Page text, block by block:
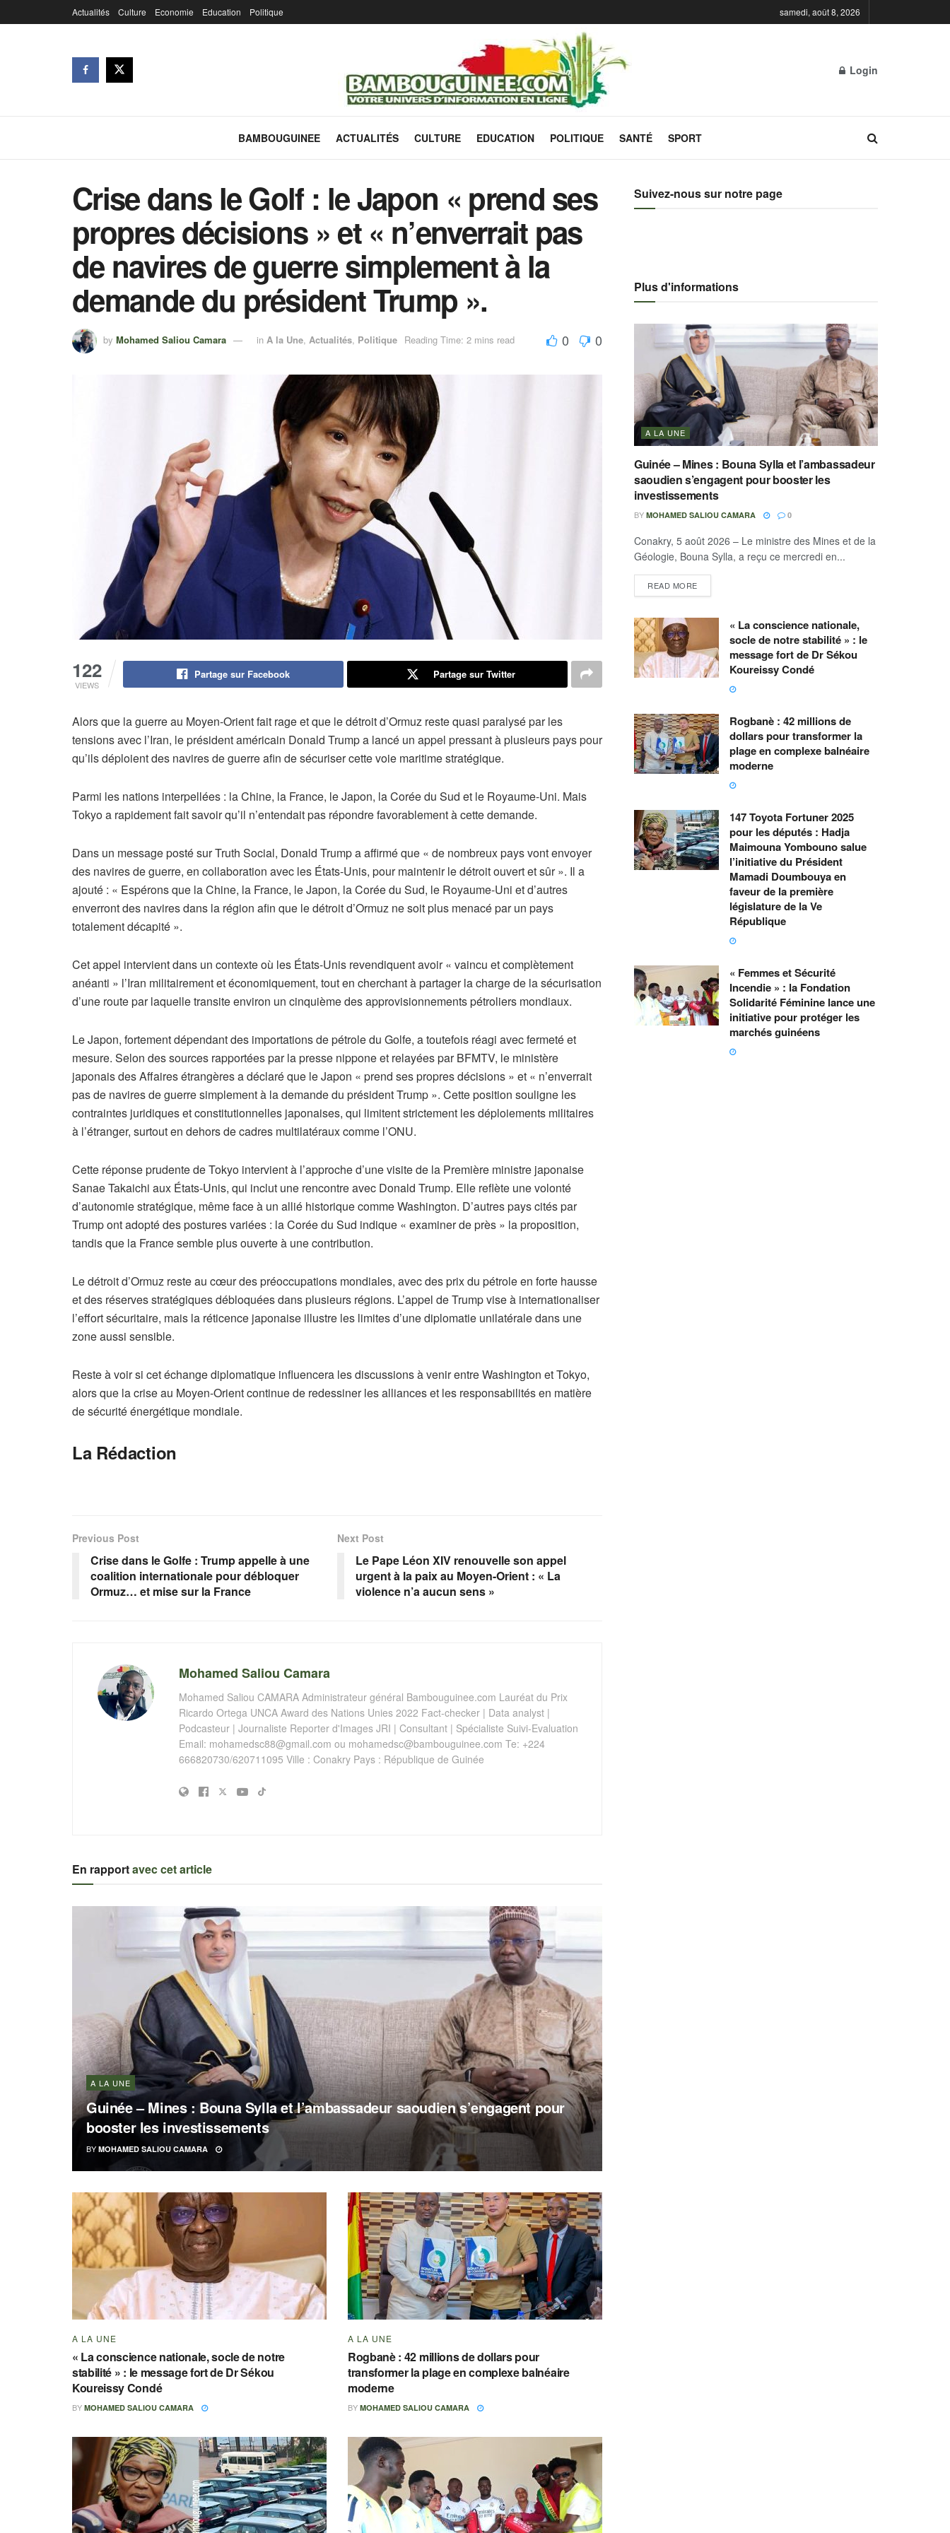
Actualités Culture Economie Education Politique samedi, août 8, 2026
Login
BAMBOUGUINEE ACTUALITÉS CULTURE EDUCATION POLITIQUE SANTÉ SPORT
Crise dans le Golf : le Japon « prend ses
propres décisions » et « n’enverrait pas
de navires de guerre simplement à la
demande du président Trump ».
by Mohamed Saliou Camara in A la Une, Actualités, Politique Reading Time: 2 mins read 0 0
122
VIEWS
Partage sur Facebook Partage sur Twitter
Alors que la guerre au Moyen-Orient fait rage et que le détroit d’Ormuz reste quasi paralysé par les
tensions avec l’Iran, le président américain Donald Trump a lancé un appel pressant à plusieurs pays pour
qu’ils déploient des navires de guerre afin de sécuriser cette voie maritime stratégique.
Parmi les nations interpellées : la Chine, la France, le Japon, la Corée du Sud et le Royaume-Uni. Mais
Tokyo a rapidement fait savoir qu’il n’entendait pas répondre favorablement à cette demande.
Dans un message posté sur Truth Social, Donald Trump a affirmé que « de nombreux pays vont envoyer
des navires de guerre, en collaboration avec les États-Unis, pour maintenir le détroit ouvert et sûr ». Il a
ajouté : « Espérons que la Chine, la France, le Japon, la Corée du Sud, le Royaume-Uni et d’autres
enverront des navires dans la région afin que le détroit d’Ormuz ne soit plus menacé par un pays
totalement décapité ».
Cet appel intervient dans un contexte où les États-Unis revendiquent avoir « vaincu et complètement
anéanti » l’Iran militairement et économiquement, tout en cherchant à partager la charge de la sécurisation
d’une route par laquelle transite environ un cinquième des approvisionnements pétroliers mondiaux.
Le Japon, fortement dépendant des importations de pétrole du Golfe, a toutefois réagi avec fermeté et
mesure. Selon des sources rapportées par la presse nippone et relayées par BFMTV, le ministère
japonais des Affaires étrangères a déclaré que le Japon « prend ses propres décisions » et « n’enverrait
pas de navires de guerre simplement à la demande du président Trump ». Cette position souligne les
contraintes juridiques et constitutionnelles japonaises, qui limitent strictement les déploiements militaires
à l’étranger, surtout en dehors de cadres multilatéraux comme l’ONU.
Cette réponse prudente de Tokyo intervient à l’approche d’une visite de la Première ministre japonaise
Sanae Takaichi aux États-Unis, qui inclut une rencontre avec Donald Trump. Elle reflète une volonté
d’autonomie stratégique, même face à un allié historique comme Washington. D’autres pays cités par
Trump ont adopté des postures variées : la Corée du Sud indique « examiner de près » la proposition,
tandis que la France semble plus ouverte à une contribution.
Le détroit d’Ormuz reste au cœur des préoccupations mondiales, avec des prix du pétrole en forte hausse
et des réserves stratégiques débloquées dans plusieurs régions. L’appel de Trump vise à internationaliser
l’effort sécuritaire, mais la réticence japonaise illustre les limites d’une diplomatie unilatérale dans une
zone aussi sensible.
Reste à voir si cet échange diplomatique influencera les discussions à venir entre Washington et Tokyo,
alors que la crise au Moyen-Orient continue de redessiner les alliances et les responsabilités en matière
de sécurité énergétique mondiale.
La Rédaction
Previous Post
Crise dans le Golfe : Trump appelle à une
coalition internationale pour débloquer
Ormuz… et mise sur la France
Next Post
Le Pape Léon XIV renouvelle son appel
urgent à la paix au Moyen-Orient : « La
violence n’a aucun sens »
Mohamed Saliou Camara
Mohamed Saliou CAMARA Administrateur général Bambouguinee.com Lauréat du Prix
Ricardo Ortega UNCA Award des Nations Unies 2022 Fact-checker | Data analyst |
Podcasteur | Journaliste Reporter d'Images JRI | Consultant | Spécialiste Suivi-Evaluation
Email: mohamedsc88@gmail.com ou mohamedsc@bambouguinee.com Te: +224
666820730/620711095 Ville : Conakry Pays : République de Guinée
En rapportavec cet article
A LA UNE
Guinée – Mines : Bouna Sylla et l’ambassadeur saoudien s’engagent pour
booster les investissements
BY MOHAMED SALIOU CAMARA
A LA UNE
« La conscience nationale, socle de notre
stabilité » : le message fort de Dr Sékou
Koureissy Condé
BY MOHAMED SALIOU CAMARA
A LA UNE
Rogbanè : 42 millions de dollars pour
transformer la plage en complexe balnéaire
moderne
BY MOHAMED SALIOU CAMARA
Suivez-nous sur notre page
Plus d'informations
A LA UNE
Guinée – Mines : Bouna Sylla et l’ambassadeur
saoudien s’engagent pour booster les
investissements
BY MOHAMED SALIOU CAMARA 0
Conakry, 5 août 2026 – Le ministre des Mines et de la
Géologie, Bouna Sylla, a reçu ce mercredi en...
READ MORE
« La conscience nationale,
socle de notre stabilité » : le
message fort de Dr Sékou
Koureissy Condé
Rogbanè : 42 millions de
dollars pour transformer la
plage en complexe balnéaire
moderne
147 Toyota Fortuner 2025
pour les députés : Hadja
Maimouna Yombouno salue
l’initiative du Président
Mamadi Doumbouya en
faveur de la première
législature de la Ve
République
« Femmes et Sécurité
Incendie » : la Fondation
Solidarité Féminine lance une
initiative pour protéger les
marchés guinéens